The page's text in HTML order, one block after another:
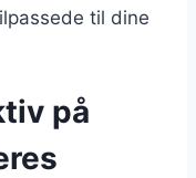
til dine
på